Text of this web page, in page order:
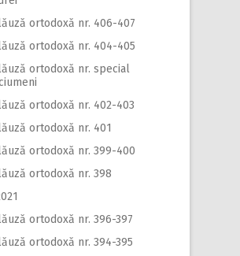
ortodoxă nr. 406-407
ortodoxă nr. 404-405
ortodoxă nr. special
ortodoxă nr. 402-403
ortodoxă nr. 401
ortodoxă nr. 399-400
ortodoxă nr. 398
ortodoxă nr. 396-397
ortodoxă nr. 394-395